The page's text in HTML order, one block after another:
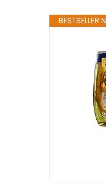
BESTSELLER